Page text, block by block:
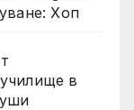
Хоп
в